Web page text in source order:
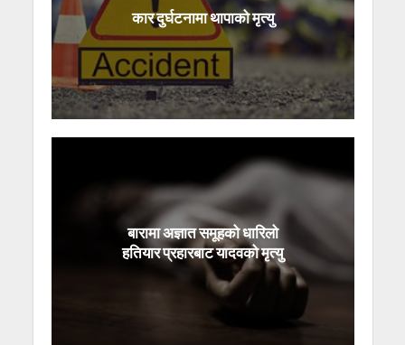
कार दुर्घटनामा थापाको मृत्यु
बारामा अज्ञात समूहको धारिलो
हतियार प्रहारबाट यादवको मृत्यु